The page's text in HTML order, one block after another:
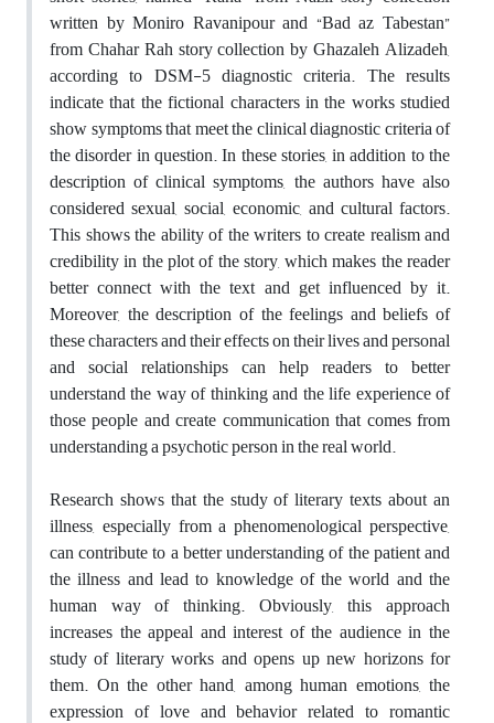
written by Moniro Ravanipour and “Bad az Tabestan”
from Chahar Rah story collection by Ghazaleh Alizadeh,
according to DSM-5 diagnostic criteria. The results
indicate that the fictional characters in the works studied
show symptoms that meet the clinical diagnostic criteria of
the disorder in question. In these stories, in addition to the
description of clinical symptoms, the authors have also
considered sexual, social, economic, and cultural factors.
This shows the ability of the writers to create realism and
credibility in the plot of the story, which makes the reader
better connect with the text and get influenced by it.
Moreover, the description of the feelings and beliefs of
these characters and their effects on their lives and personal
and social relationships can help readers to better
understand the way of thinking and the life experience of
those people and create communication that comes from
understanding a psychotic person in the real world.
Research shows that the study of literary texts about an
illness, especially from a phenomenological perspective,
can contribute to a better understanding of the patient and
the illness and lead to knowledge of the world and the
human way of thinking. Obviously, this approach
increases the appeal and interest of the audience in the
study of literary works and opens up new horizons for
them. On the other hand, among human emotions, the
expression of love and behavior related to romantic